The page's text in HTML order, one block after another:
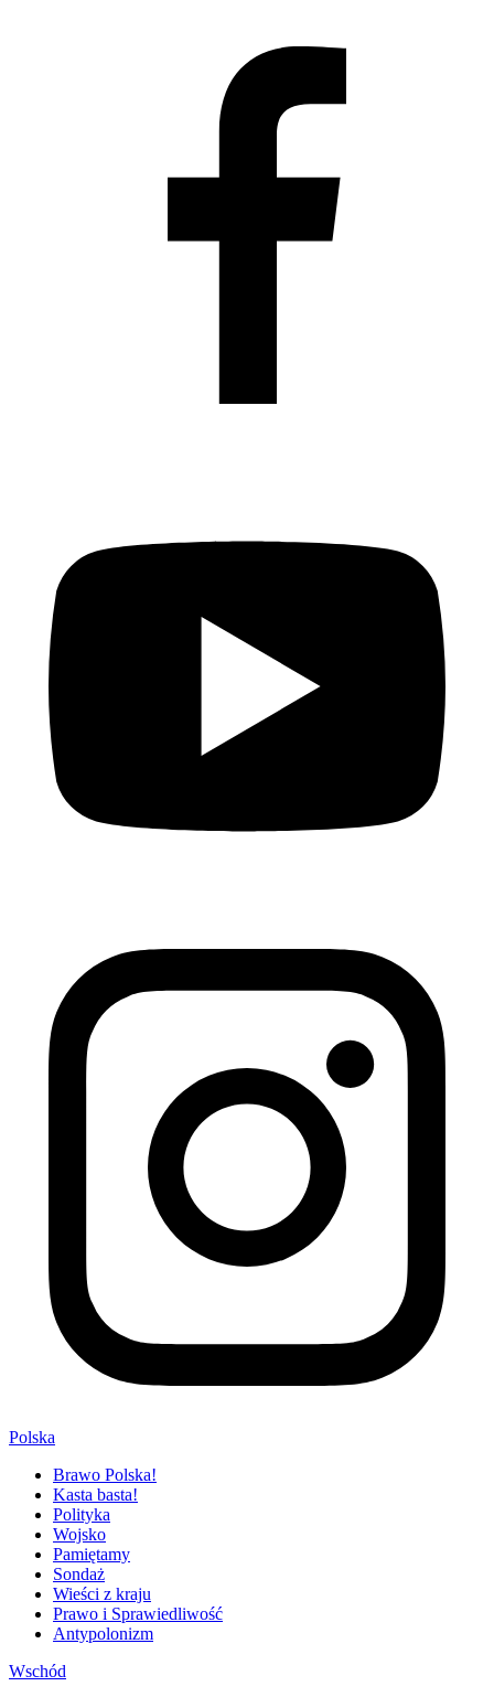
Polska
Brawo Polska!
Kasta basta!
Polityka
Wojsko
Pamiętamy
Sondaż
Wieści z kraju
Prawo i Sprawiedliwość
Antypolonizm
Wschód